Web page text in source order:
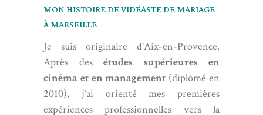
MON HISTOIRE DE VIDÉASTE DE MARIAGE
À MARSEILLE
Je suis originaire d’Aix-en-Provence.
Après des études supérieures en
cinéma et en management (diplômé en
2010), j’ai orienté mes premières
expériences professionnelles vers la